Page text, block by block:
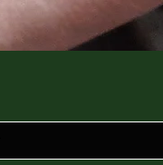
Over the years
her passion for
doors, furniture,